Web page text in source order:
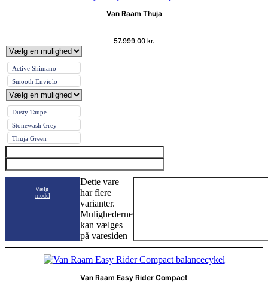
Van Raam Thuja
57.999,00 kr.
Active Shimano
Smooth Enviolo
Dusty Taupe
Stonewash Grey
Thuja Green
Vælg
model
Dette vare
har flere
varianter.
Mulighederne
kan vælges
på varesiden
Van Raam Easy Rider Compact